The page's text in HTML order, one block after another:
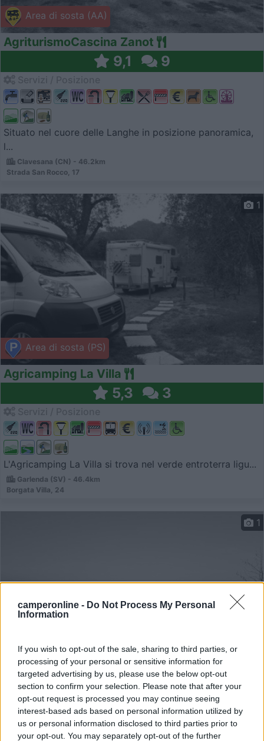
camperonline - Do Not Process My Personal
Information
If you wish to opt-out of the sale, sharing to third parties, or
processing of your personal or sensitive information for
targeted advertising by us, please use the below opt-out
section to confirm your selection. Please note that after your
opt-out request is processed you may continue seeing
interest-based ads based on personal information utilized by
us or personal information disclosed to third parties prior to
your opt-out. You may separately opt-out of the further
Area di sosta (AA)
AgriturismoCascina Zanot
9,1 9
Situato nel cuore delle Langhe in posizione panoramica,
l...
Clavesana (CN) - 46.2km
Strada San Rocco, 17
Area di sosta (PS)
1
Agricamping La Villa
5,3 3
L'Agricamping La Villa si trova nel verde entroterra ligu...
Garlenda (SV) - 46.4km
Borgata Villa, 24
Area di sosta (AA)
1
Agriturismo Schlin
10 1
Servizi / Posizione